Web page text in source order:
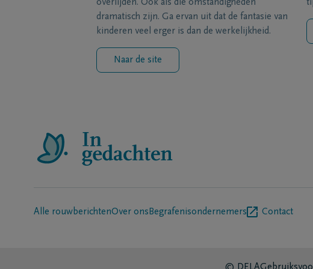
overlijden. Ook als die omstandigheden
dramatisch zijn. Ga ervan uit dat de fantasie van
kinderen veel erger is dan de werkelijkheid.
Naar de site
Alle rouwberichtenOver ons Begrafenisondernemers Contact